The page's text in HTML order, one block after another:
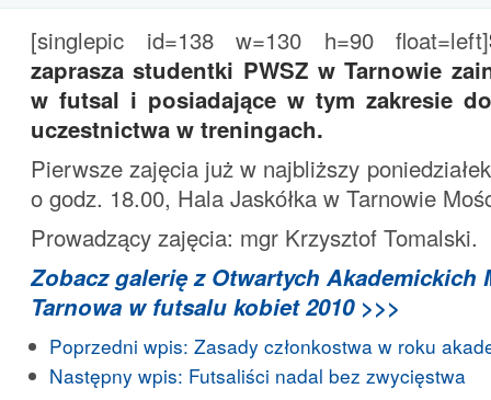
[singlepic id=138 w=130 h=90 float=left]
zaprasza studentki PWSZ w Tarnowie
w futsal i posiadające w tym zakresie
uczestnictwa w treningach.
Pierwsze zajęcia już w najbliższy
o godz. 18.00, Hala Jaskółka w Tarnowie
Prowadzący zajęcia: mgr Krzysztof Tomalski.
Zobacz galerię z Otwartych Akademickich
Tarnowa w futsalu kobiet 2010 >>>
Poprzedni wpis: Zasady członkostwa w roku
Następny wpis: Futsaliści nadal bez zwycięstwa